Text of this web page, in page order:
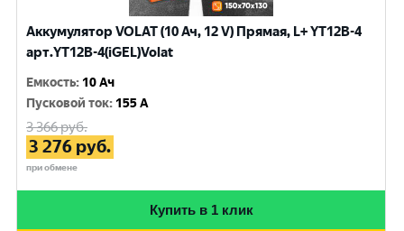
Аккумулятор VOLAT (10 Ач, 12 V) Прямая, L+ YT12B-4
арт.YT12B-4(iGEL)Volat
Емкость: 10 Ач
Пусковой ток: 155 A
3 366руб.
3 276 руб.
при обмене
Купить в 1 клик